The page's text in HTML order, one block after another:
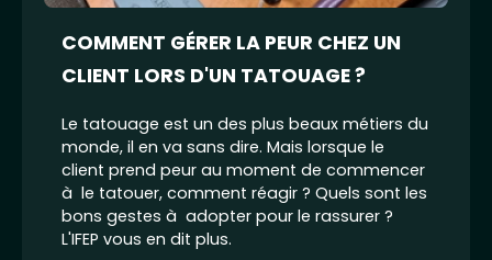
COMMENT GÉRER LA PEUR CHEZ UN
CLIENT LORS D'UN TATOUAGE ?
Le tatouage est un des plus beaux métiers du
monde, il en va sans dire. Mais lorsque le
client prend peur au moment de commencer
à le tatouer, comment réagir ? Quels sont les
bons gestes à adopter pour le rassurer ?
L'IFEP vous en dit plus.